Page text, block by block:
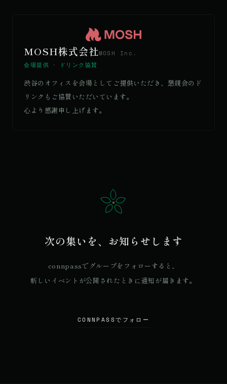
MOSH株式会社MOSH Inc.
会場提供
・ ドリンク協賛
渋谷のオフィスを会場としてご提供いただき、懇親会のド
リンクもご協賛いただいています。
心より感謝申し上げます。
次の集いを、お知らせします
connpassでグループをフォローすると、
新しいイベントが公開されたときに通知が届きます。
CONNPASSでフォロー